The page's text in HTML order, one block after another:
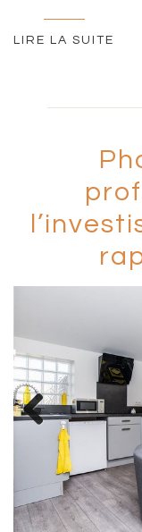
LIRE LA SUITE
Previous